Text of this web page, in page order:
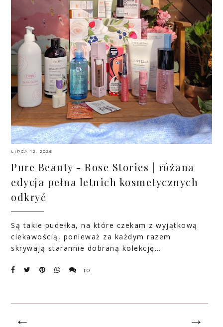
LIPCA 12, 2026
Pure Beauty - Rose Stories | różana
edycja pełna letnich kosmetycznych
odkryć
Są takie pudełka, na które czekam z wyjątkową
ciekawością, ponieważ za każdym razem
skrywają starannie dobraną kolekcję…
10
← →